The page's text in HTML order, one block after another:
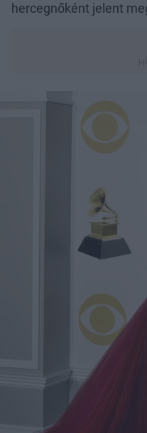
hercegnőként jelent